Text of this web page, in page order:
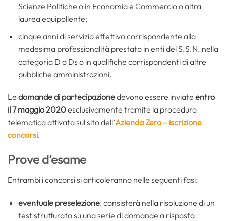
Scienze Politiche o in Economia e Commercio o altra
laurea equipollente;
cinque anni di servizio effettivo corrispondente alla
medesima professionalità prestato in enti del S.S.N. nella
categoria D o Ds o in qualifiche corrispondenti di altre
pubbliche amministrazioni.
Le domande di partecipazionedevono essere inviate entro
il 7 maggio 2020esclusivamente tramite la procedura
telematica attivata sul sito dell’Azienda Zero – iscrizione
concorsi.
Prove d’esame
Entrambi i concorsi si articoleranno nelle seguenti fasi:
eventuale preselezione: consisterà nella risoluzione di un
test strutturato su una serie di domande a risposta